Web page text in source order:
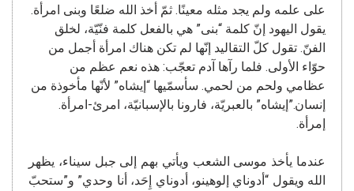
على علمه ولم يجد مثله معينًا. ثمّ أخذ الله ضلعًا وبنى امرأة.
يقول اليهود إنّ كلمة “بنى” هي بالفعل كلمة فنّيّة، لخلق
الفنّ. تقول كلّ التقاليد إنّها لم تكن هناك امرأة أجمل من
حوّاء الأولى. فلما رآها آدم تعجّب: هذه نعم عظم من
عظامي ولحم من لحمي. سأسمّيها “إيشاه” لأنّها مأخوذة من
إنسان.”إيشاه” بالعبريّة، فارونا بالإسبانيّة، امرئ-امرأة.
إمرأة.
عندما يأخذ موسى الشعب ويأتي بهم إلى جبل سيناء، يظهر
الله ويقول “أدوناي إلوهينو، أدوناي إِحَد، أنا وحدي” و”ستحبّ